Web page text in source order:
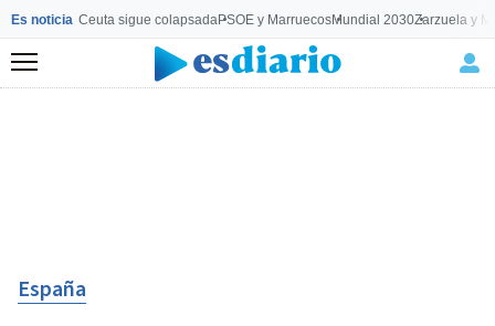
Es noticia Ceuta sigue colapsadaPSOE y MarruecosMundial 2030Zarzuela y
Menú
España